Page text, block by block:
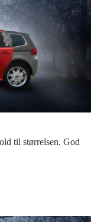
til størrelsen. God